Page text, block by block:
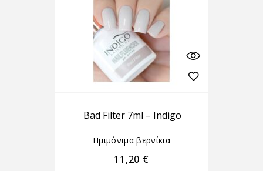
Bad Filter 7ml – Indigo
Ημιμόνιμα βερνίκια
11,20 €